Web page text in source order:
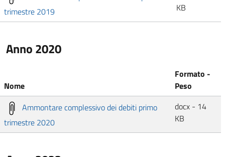
trimestre 2019
KB
Anno 2020
Nome
Formato -
Peso
Ammontare complessivo dei debiti primo
trimestre 2020
docx - 14
KB